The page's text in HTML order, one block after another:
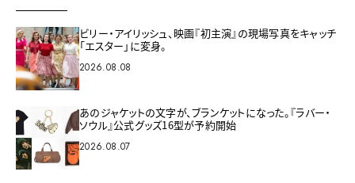
ビリー・アイリッシュ、映画『初主演』の現場写真をキャッチ
「エスター」に変身。
2026.08.08
あのジャケットの文字が、ブランケットになった。『ラバー・
ソウル』公式グッズ16型が予約開始
2026.08.07